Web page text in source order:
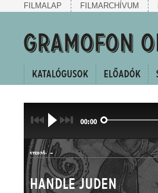
FILMALAP FILMARCHÍVUM
00:00
SZERZŐ: -
Handle Juden